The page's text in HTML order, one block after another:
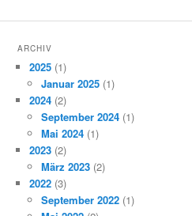
ARCHIV
2025 (1)
Januar 2025 (1)
2024 (2)
September 2024 (1)
Mai 2024 (1)
2023 (2)
März 2023 (2)
2022 (3)
September 2022 (1)